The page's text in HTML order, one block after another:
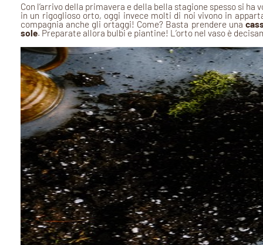
Con l’arrivo della primavera e della bella stagione spesso si
in un rigoglioso orto, oggi invece molti di noi vivono in
compagnia anche gli ortaggi! Come? Basta prendere una
sole. Preparate allora bulbi e piantine! L’orto nel vaso è